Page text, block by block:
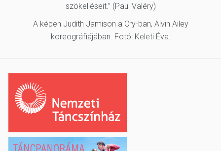
szökelléseit.” (Paul Valéry)
A képen Judith Jamison a Cry-ban, Alvin Ailey
koreográfiájában. Fotó: Keleti Éva.